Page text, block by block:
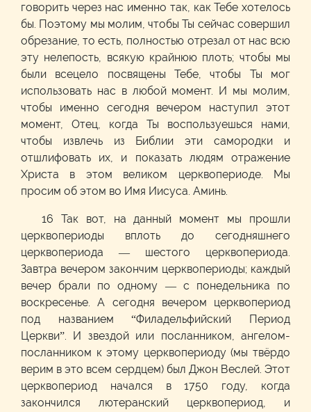
говорить через нас именно так, как Тебе хотелось
бы. Поэтому мы молим, чтобы Ты сейчас совершил
обрезание, то есть, полностью отрезал от нас всю
эту нелепость, всякую крайнюю плоть; чтобы мы
были всецело посвящены Тебе, чтобы Ты мог
использовать нас в любой момент. И мы молим,
чтобы именно сегодня вечером наступил этот
момент, Отец, когда Ты воспользуешься нами,
чтобы извлечь из Библии эти самородки и
отшлифовать их, и показать людям отражение
Христа в этом великом церквопериоде. Мы
просим об этом во Имя Иисуса. Аминь.
16 Так вот, на данный момент мы прошли
церквопериоды вплоть до сегодняшнего
церквопериода — шестого церквопериода.
Завтра вечером закончим церквопериоды; каждый
вечер брали по одному — с понедельника по
воскресенье. А сегодня вечером церквопериод
под названием “Филадельфийский Период
Церкви”. И звездой или посланником, ангелом-
посланником к этому церквопериоду (мы твёрдо
верим в это всем сердцем) был Джон Веслей. Этот
церквопериод начался в 1750 году, когда
закончился лютеранский церквопериод, и